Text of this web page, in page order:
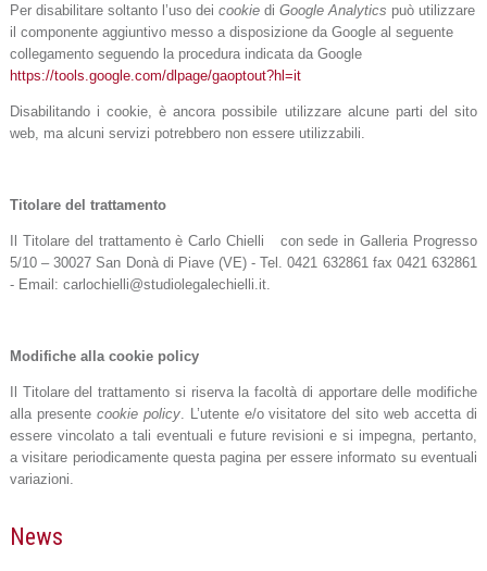
Per disabilitare soltanto l’uso dei cookie di Google Analytics può utilizzare
il componente aggiuntivo messo a disposizione da Google al seguente
collegamento seguendo la procedura indicata da Google
https://tools.google.com/dlpage/gaoptout?hl=it
Disabilitando i cookie, è ancora possibile utilizzare alcune parti del sito
web, ma alcuni servizi potrebbero non essere utilizzabili.
Titolare del trattamento
Il Titolare del trattamento è Carlo Chielli con sede in Galleria Progresso
5/10 – 30027 San Donà di Piave (VE) - Tel. 0421 632861 fax 0421 632861
- Email: carlochielli@studiolegalechielli.it.
Modifiche alla cookie policy
Il Titolare del trattamento si riserva la facoltà di apportare delle modifiche
alla presente cookie policy. L’utente e/o visitatore del sito web accetta di
essere vincolato a tali eventuali e future revisioni e si impegna, pertanto,
a visitare periodicamente questa pagina per essere informato su eventuali
variazioni.
News